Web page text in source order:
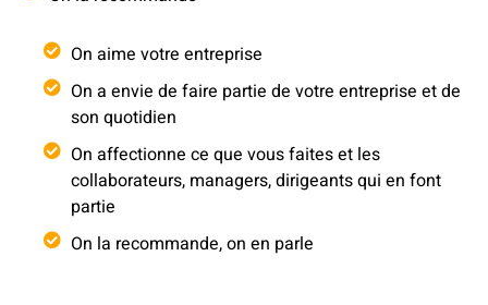
On aime votre entreprise
On a envie de faire partie de votre entreprise et de
son quotidien
On affectionne ce que vous faites et les
collaborateurs, managers, dirigeants qui en font
partie
On la recommande, on en parle